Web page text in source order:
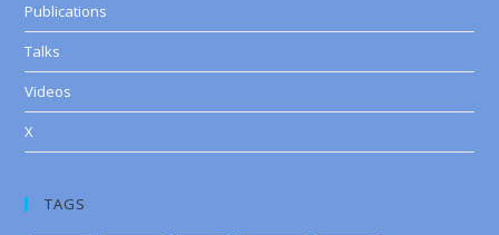
Publications
Talks
Videos
X
TAGS